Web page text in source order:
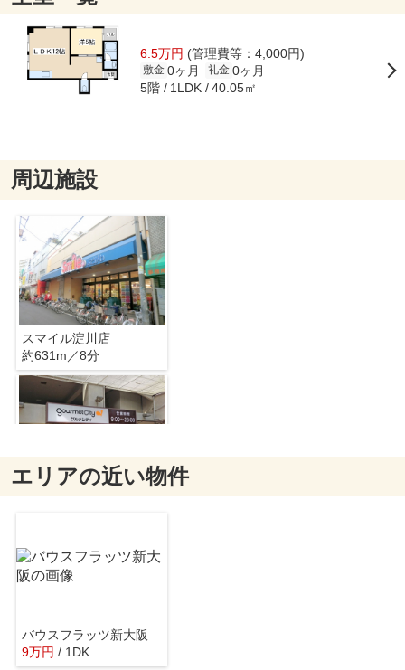
6.5万円 (管理費等：4,000円)
敷金 0ヶ月 礼金 0ヶ月
5階 1LDK 40.05㎡
周辺施設
スマイル淀川店
約631m／8分
エリアの近い物件
バウスフラッツ新大阪
9万円 / 1DK